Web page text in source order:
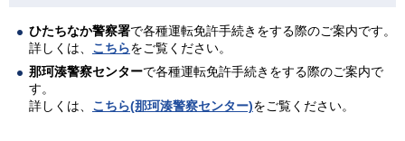
ひたちなか警察署で各種運転免許手続きをする際のご案内です。
詳しくは、 こちらをご覧ください。
那珂湊警察センターで各種運転免許手続きをする際のご案内で
す。
詳しくは、 こちら(那珂湊警察センター)をご覧ください。